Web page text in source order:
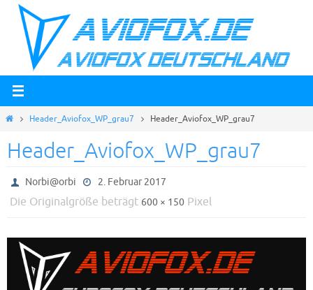
Zum
Inhalt
springen
StartHeader_Aviofox_WP_grau7 Header_Aviofox_WP_grau7
Header_Aviofox_WP_grau7
Norbi@orbi 2. Februar 2017
Die Originalgröße beträgt 600 × 150 Pixel